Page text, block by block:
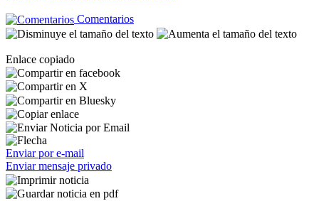
Comentarios
Enlace copiado
Enviar por e-mail
Enviar mensaje privado